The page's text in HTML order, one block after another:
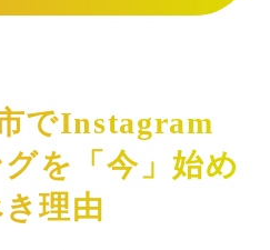
でInstagram
を「今」始め
理由